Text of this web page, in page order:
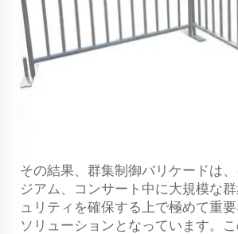
その結果、群集制御バリケードは
ジアム、コンサート中に大規模な
ュリティを確保する上で極めて重
ソリューションとなっています。